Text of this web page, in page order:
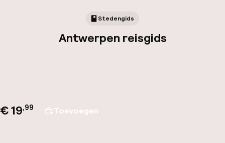
Stedengids
Antwerpen reisgids
€ 19,99 Toevoegen